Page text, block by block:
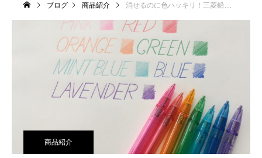
ブログ 商品紹介 消せるのに色ハッキリ！三菱鉛筆のカラー芯シャープ「ユニカラー」
商品紹介